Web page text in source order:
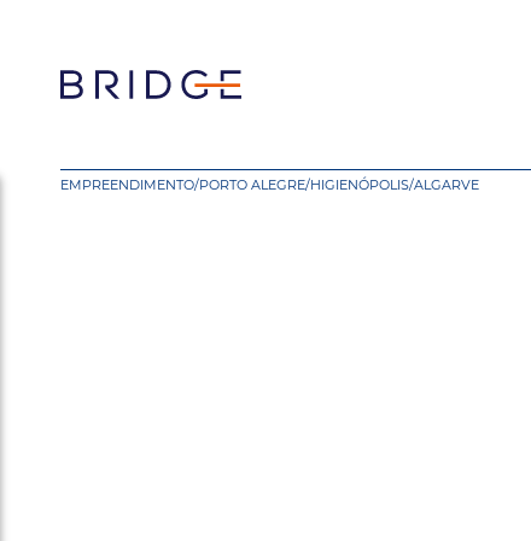
EMPREENDIMENTO/PORTO ALEGRE/HIGIENÓPOLIS/ALGARVE